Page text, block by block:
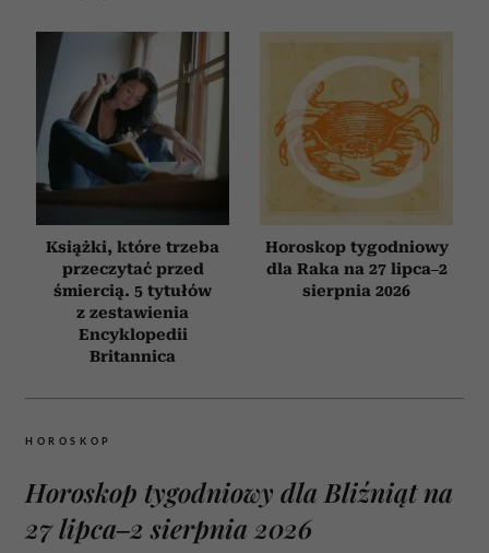
Książki, które trzeba
przeczytać przed
śmiercią. 5 tytułów
z zestawienia
Encyklopedii
Britannica
Horoskop tygodniowy
dla Raka na 27 lipca–2
sierpnia 2026
HOROSKOP
Horoskop tygodniowy dla Bliźniąt na
27 lipca–2 sierpnia 2026